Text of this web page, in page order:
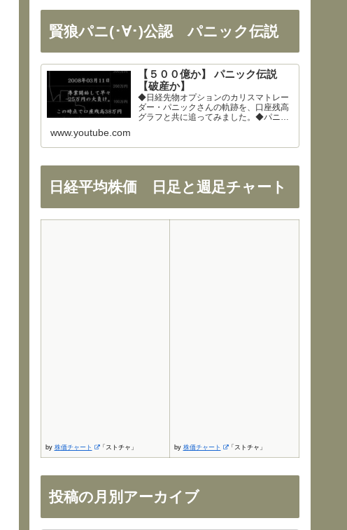
賢狼パニ(･∀･)公認 パニック伝説
【５００億か】 パニック伝説
【破産か】
◆日経先物オプションのカリスマトレー
ダー・パニックさんの軌跡を、口座残高
グラフと共に追ってみました。◆パニッ
大部分を使わせて頂きました。ありがと
www.youtube.com
日経平均株価 日足と週足チャート
by 株価チャート 「ストチャ」 by 株価チャート 「ストチャ」
投稿の月別アーカイブ